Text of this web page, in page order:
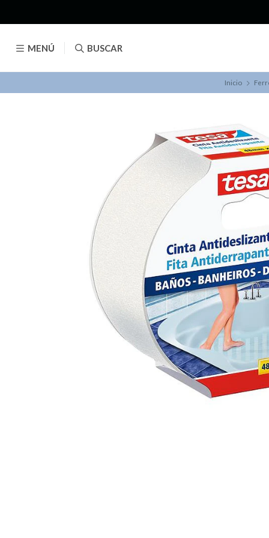
MENÚ BUSCAR
Inicio